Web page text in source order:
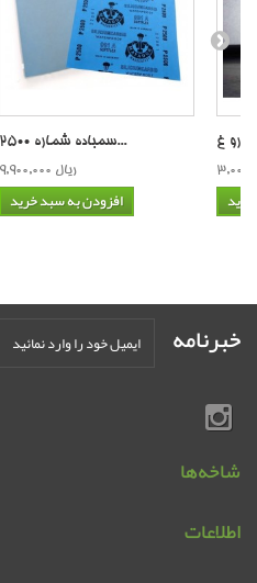
سمباده شماره 2500...
9,900,000 ریال
افزودن به سبد خرید
خبرنامه
شاخه‌ها
اطلاعات